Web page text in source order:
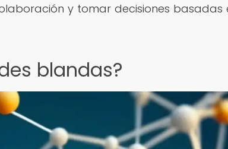
y tomar decisiones
blandas?